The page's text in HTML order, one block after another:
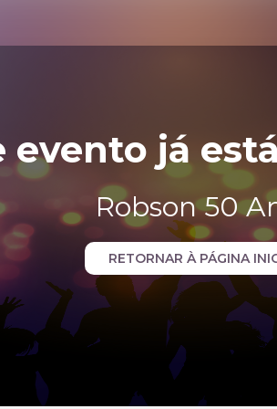
evento já
Robson 50
RETORNAR À PÁGINA